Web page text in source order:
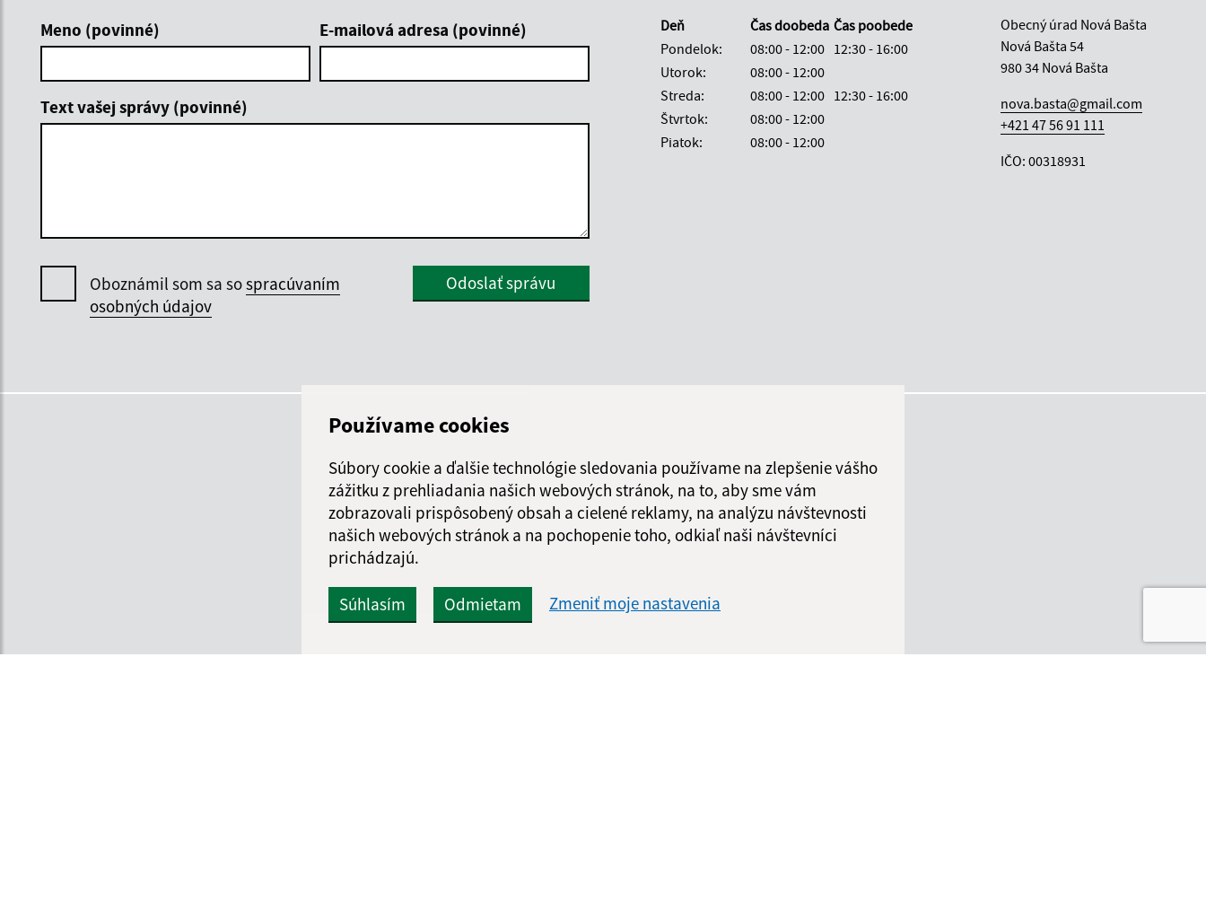
Používame cookies
Súbory cookie a ďalšie technológie sledovania používame na zlepšenie vášho
zážitku z prehliadania našich webových stránok, na to, aby sme vám
zobrazovali prispôsobený obsah a cielené reklamy, na analýzu návštevnosti
našich webových stránok a na pochopenie toho, odkiaľ naši návštevníci
prichádzajú.
Súhlasím Odmietam Zmeniť moje nastavenia
Meno (povinné) E-mailová adresa (povinné)
Text vašej správy (povinné)
Oboznámil som sa sospracúvaním
osobných údajov
Google reCaptcha Response
Odoslať správu
Deň Čas doobeda Čas poobede
Pondelok:
08:00 - 12:00 12:30 - 16:00
Utorok:
08:00 - 12:00
Streda:
08:00 - 12:00 12:30 - 16:00
Štvrtok:
08:00 - 12:00
Piatok:
08:00 - 12:00
Obecný úrad Nová Bašta
Nová Bašta 54
980 34 Nová Bašta
nova.basta@gmail.com
+421 47 56 91 111
IČO: 00318931